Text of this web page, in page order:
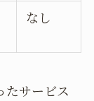
なし
たサービス